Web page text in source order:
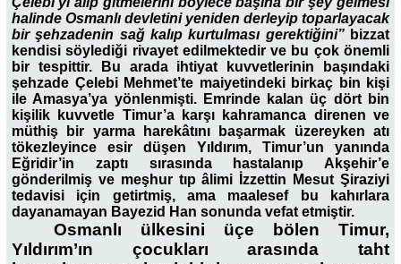
halinde Osmanlı devletini yeniden derleyip toparlayacak
bir şehzadenin sağ kalıp kurtulması gerektiğini”bizzat
kendisi söylediği rivayet edilmektedir ve bu çok önemli
bir tespittir. Bu arada ihtiyat kuvvetlerinin başındaki
şehzade Çelebi Mehmet’te maiyetindeki birkaç bin kişi
ile Amasya’ya yönlenmişti. Emrinde kalan üç dört bin
kişilik kuvvetle Timur’a karşı kahramanca direnen ve
müthiş bir yarma harekâtını başarmak üzereyken atı
tökezleyince esir düşen Yıldırım, Timur’un yanında
Eğridir’in zaptı sırasında hastalanıp Akşehir’e
gönderilmiş ve meşhur tıp âlimi İzzettin Mesut Şiraziyi
tedavisi için getirtmiş, ama maalesef bu kahırlara
dayanamayan Bayezid Han sonunda vefat etmiştir.
Osmanlı ülkesini üçe bölen Timur,
Yıldırım’ın çocukları arasında taht